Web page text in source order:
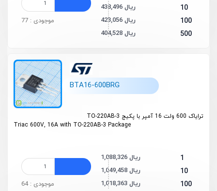
10 438,496 ریال
100 423,056 ریال
500 404,528 ریال
موجودی : 77
BTA16-600BRG
ترایاک 600 ولت 16 آمپر با پکیج TO-220AB-3
Triac 600V, 16A with TO-220AB-3 Package
1 1,088,326 ریال
10 1,049,458 ریال
100 1,018,363 ریال موجودی : 64